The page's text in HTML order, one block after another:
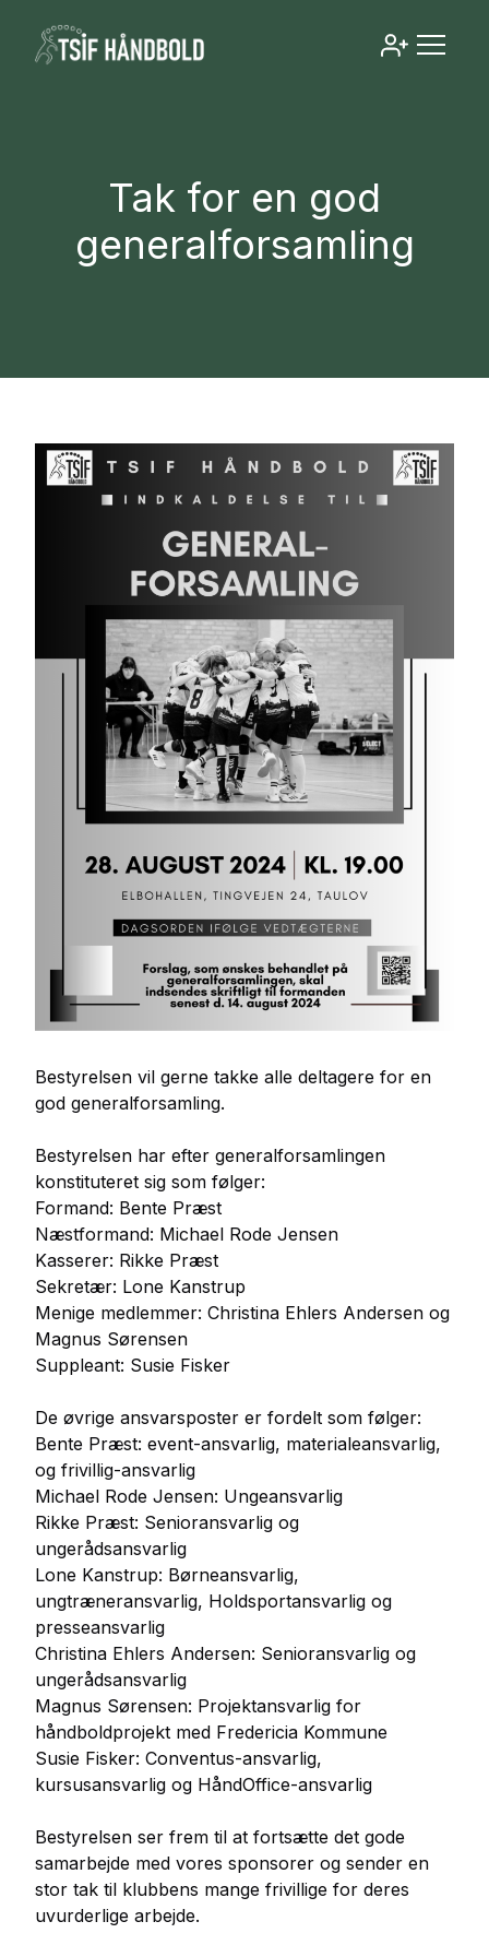
Tak for en god
generalforsamling
Bestyrelsen vil gerne takke alle deltagere for en
god generalforsamling.
Bestyrelsen har efter generalforsamlingen
konstituteret sig som følger:
Formand: Bente Præst
Næstformand: Michael Rode Jensen
Kasserer: Rikke Præst
Sekretær: Lone Kanstrup
Menige medlemmer: Christina Ehlers Andersen og
Magnus Sørensen
Suppleant: Susie Fisker
De øvrige ansvarsposter er fordelt som følger:
Bente Præst: event-ansvarlig, materialeansvarlig,
og frivillig-ansvarlig
Michael Rode Jensen: Ungeansvarlig
Rikke Præst: Senioransvarlig og
ungerådsansvarlig
Lone Kanstrup: Børneansvarlig,
ungtræneransvarlig, Holdsportansvarlig og
presseansvarlig
Christina Ehlers Andersen: Senioransvarlig og
ungerådsansvarlig
Magnus Sørensen: Projektansvarlig for
håndboldprojekt med Fredericia Kommune
Susie Fisker: Conventus-ansvarlig,
kursusansvarlig og HåndOffice-ansvarlig
Bestyrelsen ser frem til at fortsætte det gode
samarbejde med vores sponsorer og sender en
stor tak til klubbens mange frivillige for deres
uvurderlige arbejde.